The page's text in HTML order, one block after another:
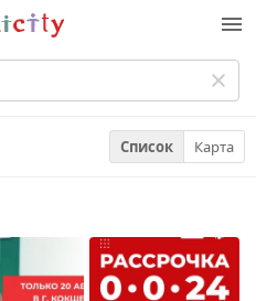
Викисити
Список Карта